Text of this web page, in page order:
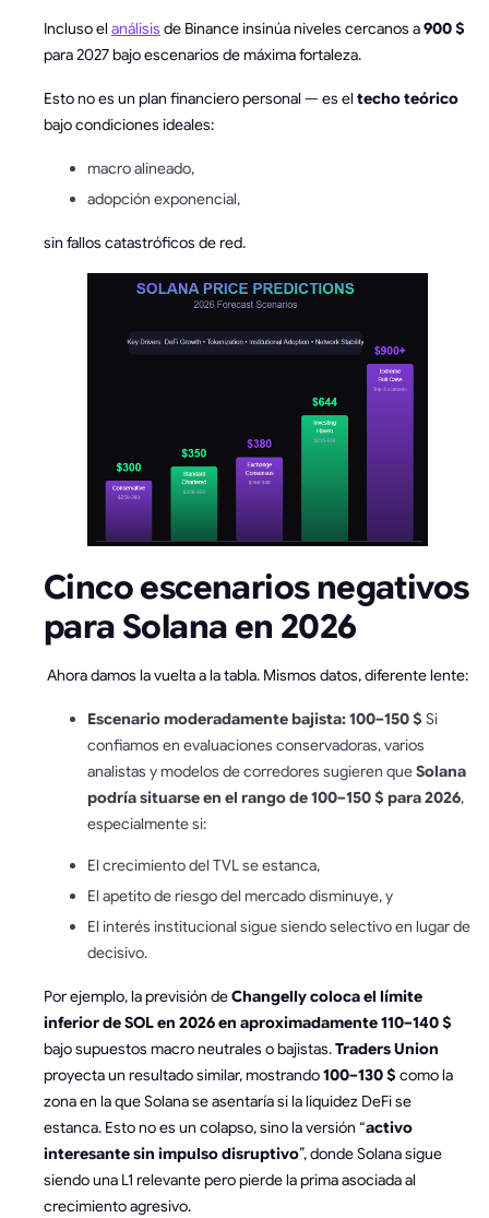
Incluso el análisis de Binance insinúa niveles cercanos a900 $
para 2027 bajo escenarios de máxima fortaleza.
Esto no es un plan financiero personal — es el techo teórico
bajo condiciones ideales:
macro alineado,
adopción exponencial,
sin fallos catastróficos de red.
Cinco escenarios negativos
para Solana en 2026
Ahora damos la vuelta a la tabla. Mismos datos, diferente lente:
Escenario moderadamente bajista: 100–150 $ Si
confiamos en evaluaciones conservadoras, varios
analistas y modelos de corredores sugieren queSolana
podría situarse en el rango de 100–150 $ para 2026,
especialmente si:
El crecimiento del TVL se estanca,
El apetito de riesgo del mercado disminuye, y
El interés institucional sigue siendo selectivo en lugar de
decisivo.
Por ejemplo, la previsión deChangellycoloca el límite
inferior de SOL en 2026 en aproximadamente 110–140 $
bajo supuestos macro neutrales o bajistas.Traders Union
proyecta un resultado similar, mostrando100–130 $ como la
zona en la que Solana se asentaría si la liquidez DeFi se
estanca. Esto no es un colapso, sino la versión “activo
interesante sin impulso disruptivo”, donde Solana sigue
siendo una L1 relevante pero pierde la prima asociada al
crecimiento agresivo.